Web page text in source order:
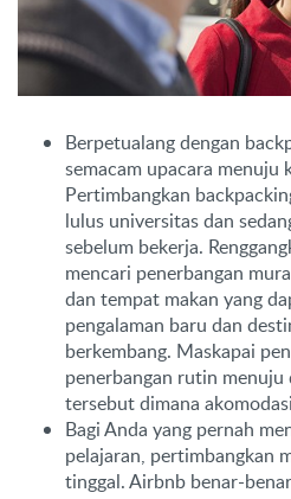
Berpetualang dengan
semacam upacara menuju
Pertimbangkan
lulus universitas dan
sebelum bekerja.
mencari penerbangan
dan tempat makan yang
pengalaman baru dan
berkembang. Maskapai
penerbangan rutin
tersebut dimana
Bagi Anda yang pernah
pelajaran, pertimbangkan
tinggal. Airbnb benar-